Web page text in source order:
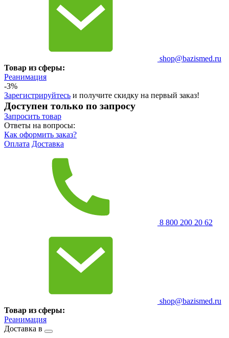
shop@bazismed.ru
Товар из сферы:
Реанимация
-3%
Зарегистрируйтесь и получите скидку на первый заказ!
Доступен только по запросу
Запросить товар
Ответы на вопросы:
Как оформить заказ?
Оплата Доставка
8 800 200 20 62
shop@bazismed.ru
Товар из сферы:
Реанимация
Доставка в